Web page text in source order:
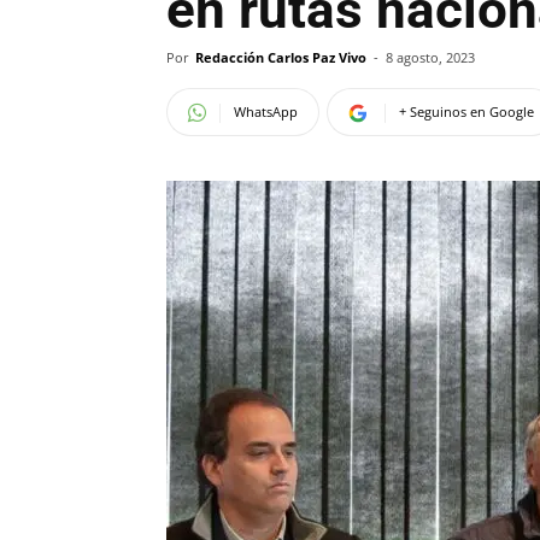
Por Redacción Carlos Paz Vivo - 8 agosto, 2023
WhatsApp + Seguinos en Google